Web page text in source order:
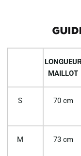
LONGUEUR
MAILLOT
S 70 cm
M 73 cm